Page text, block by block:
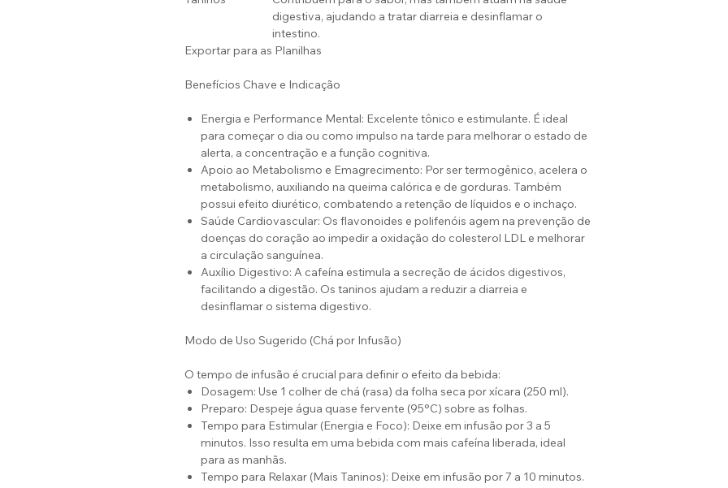
digestiva, ajudando a tratar diarreia e desinflamar o
intestino.
Exportar para as Planilhas
Benefícios Chave e Indicação
Energia e Performance Mental: Excelente tônico e estimulante. É ideal
para começar o dia ou como impulso na tarde para melhorar o estado de
alerta, a concentração e a função cognitiva.
Apoio ao Metabolismo e Emagrecimento: Por ser termogênico, acelera o
metabolismo, auxiliando na queima calórica e de gorduras. Também
possui efeito diurético, combatendo a retenção de líquidos e o inchaço.
Saúde Cardiovascular: Os flavonoides e polifenóis agem na prevenção de
doenças do coração ao impedir a oxidação do colesterol LDL e melhorar
a circulação sanguínea.
Auxílio Digestivo: A cafeína estimula a secreção de ácidos digestivos,
facilitando a digestão. Os taninos ajudam a reduzir a diarreia e
desinflamar o sistema digestivo.
Modo de Uso Sugerido (Chá por Infusão)
O tempo de infusão é crucial para definir o efeito da bebida:
Dosagem: Use 1 colher de chá (rasa) da folha seca por xícara (250 ml).
Preparo: Despeje água quase fervente (95°C) sobre as folhas.
Tempo para Estimular (Energia e Foco): Deixe em infusão por 3 a 5
minutos. Isso resulta em uma bebida com mais cafeína liberada, ideal
para as manhãs.
Tempo para Relaxar (Mais Taninos): Deixe em infusão por 7 a 10 minutos.